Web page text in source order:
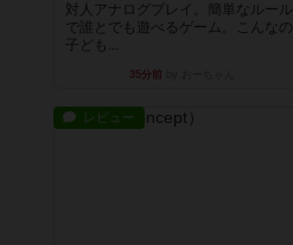
対人アナログプレイ。簡単なルール
で誰とでも遊べるゲーム。こんなの
子ども...
35分前
レビュー